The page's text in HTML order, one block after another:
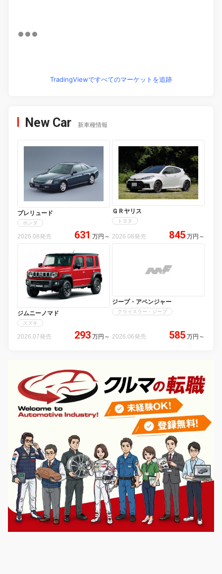
TradingViewですべてのマーケットを追跡
New Car 新車種情報
プレリュード
ホンダ
2026.08発売 631 万円 ～
ＧＲヤリス
トヨタ
2026.08発売 845 万円 ～
ジムニーノマド
スズキ
2026.07発売 293 万円 ～
ジープ・アベンジャー
クライスラー・ジープ
2026.06発売 585 万円 ～